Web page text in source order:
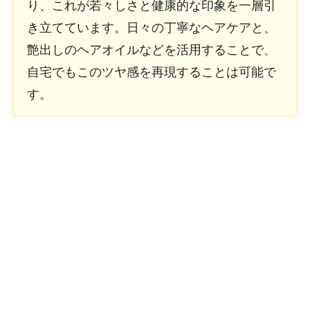
り、これが若々しさと健康的な印象を一層引
き立てています。日々の丁寧なヘアケアと、
艶出しのヘアオイルなどを活用することで、
自宅でもこのツヤ感を再現することは可能で
す。